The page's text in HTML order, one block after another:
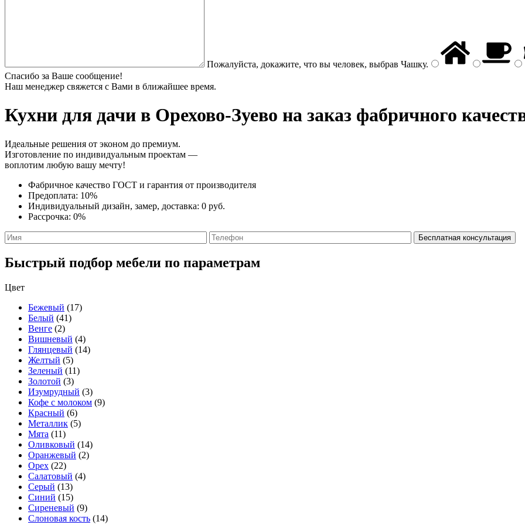
Пожалуйста, докажите, что вы человек, выбрав Чашку.
Спасибо за Ваше сообщение!
Наш менеджер свяжется с Вами в ближайшее время.
Кухни для дачи в Орехово-Зуево на заказ фабричного
Идеальные решения от эконом до премиум.
Изготовление по индивидуальным проектам —
воплотим любую вашу мечту!
Фабричное качество ГОСТ и гарантия от производителя
Предоплата: 10%
Индивидуальный дизайн, замер, доставка: 0 руб.
Рассрочка: 0%
Быстрый подбор мебели по параметрам
Цвет
Бежевый (17)
Белый (41)
Венге (2)
Вишневый (4)
Глянцевый (14)
Желтый (5)
Зеленый (11)
Золотой (3)
Изумрудный (3)
Кофе с молоком (9)
Красный (6)
Металлик (5)
Мята (11)
Оливковый (14)
Оранжевый (2)
Орех (22)
Салатовый (4)
Серый (13)
Синий (15)
Сиреневый (9)
Слоновая кость (14)